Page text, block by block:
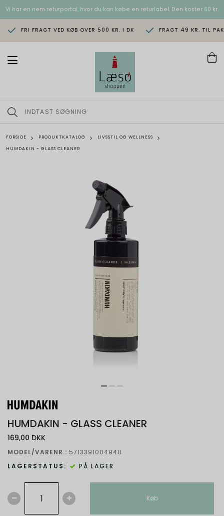
Vi har en nem returportal, hvor du kan købe en returlabel. Den koster 60 kr.
FRI FRAGT VED KØB OVER 500 KR. I DK FRAGT 49 KR. TIL
T
n
a
i
g
FORSIDE PRODUKTKATALOG
LIVSSTIL OG WELLNESS
HUMDAKIN - GLASS CLEANER
HUMDAKIN - GLASS CLEANER
169,00 DKK
MODEL/VARENR.: 5713391004940
LAGERSTATUS:
PÅ LAGER
Køb